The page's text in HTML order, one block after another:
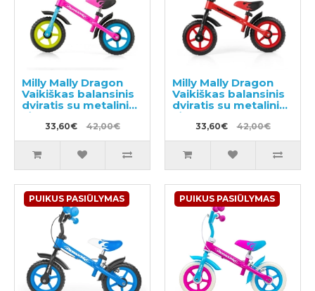
Milly Mally Dragon
Vaikiškas balansinis
dviratis su metaliniu
rėmu
33,60€ 42,00€
Milly Mally Dragon
Vaikiškas balansinis
dviratis su metaliniu
rėmu
33,60€ 42,00€
PUIKUS PASIŪLYMAS PUIKUS PASIŪLYMAS